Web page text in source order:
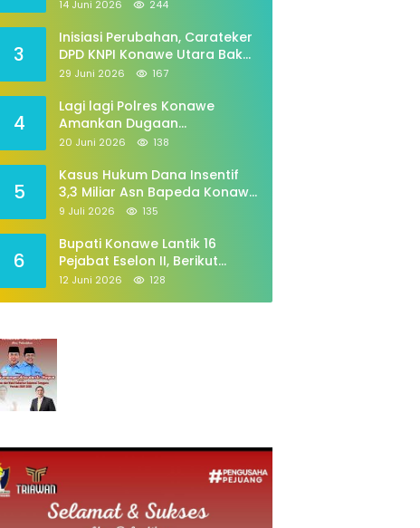
14 Juni 2026 244
3
Inisiasi Perubahan, Carateker
DPD KNPI Konawe Utara Bakal
Gelar Diskusi Pemuda
29 Juni 2026 167
4
Lagi lagi Polres Konawe
Amankan Dugaan
Penyalahgunaan,tabung Gas
20 Juni 2026 138
5
Kasus Hukum Dana Insentif
3,3 Miliar Asn Bapeda Konawe
Jalani pemeriksaan Di
9 Juli 2026 135
6
Bupati Konawe Lantik 16
Pejabat Eselon II, Berikut
Daftarnya
12 Juni 2026 128